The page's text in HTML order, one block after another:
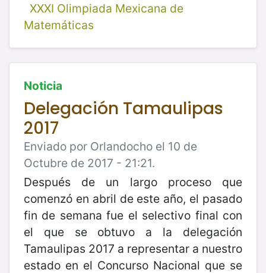
XXXI Olimpiada Mexicana de
Matemáticas
Noticia
Delegación Tamaulipas
2017
Enviado por Orlandocho el 10 de
Octubre de 2017 - 21:21.
Después de un largo proceso que
comenzó en abril de este año, el pasado
fin de semana fue el selectivo final con
el que se obtuvo a la delegación
Tamaulipas 2017 a representar a nuestro
estado en el Concurso Nacional que se